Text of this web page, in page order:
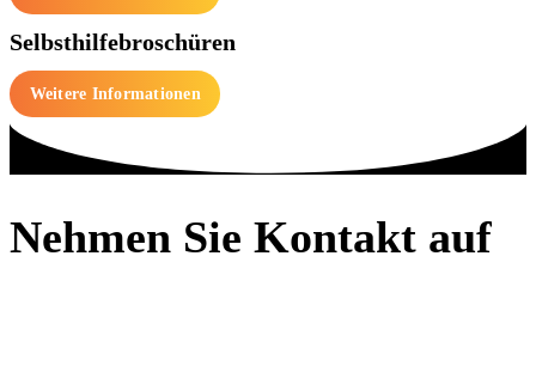
Selbsthilfebroschüren
Weitere Informationen
Nehmen Sie Kontakt auf